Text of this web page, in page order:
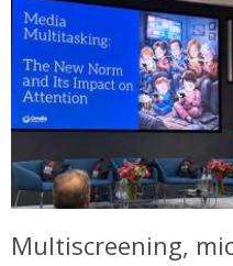
Multiscreening,